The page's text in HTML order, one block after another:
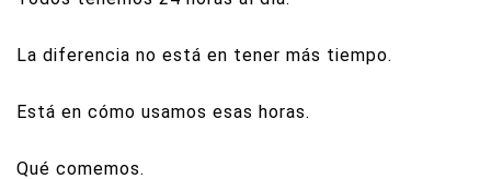
La diferencia no está en tener más tiempo.
Está en cómo usamos esas horas.
Qué comemos.